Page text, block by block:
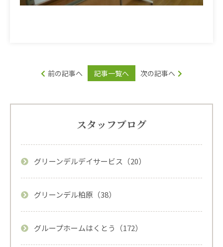
前の記事へ 記事一覧へ 次の記事へ
スタッフブログ
グリーンデルデイサービス（20）
グリーンデル柏原（38）
グループホームはくとう（172）